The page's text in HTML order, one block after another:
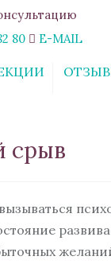
80
E-MAIL
срыв